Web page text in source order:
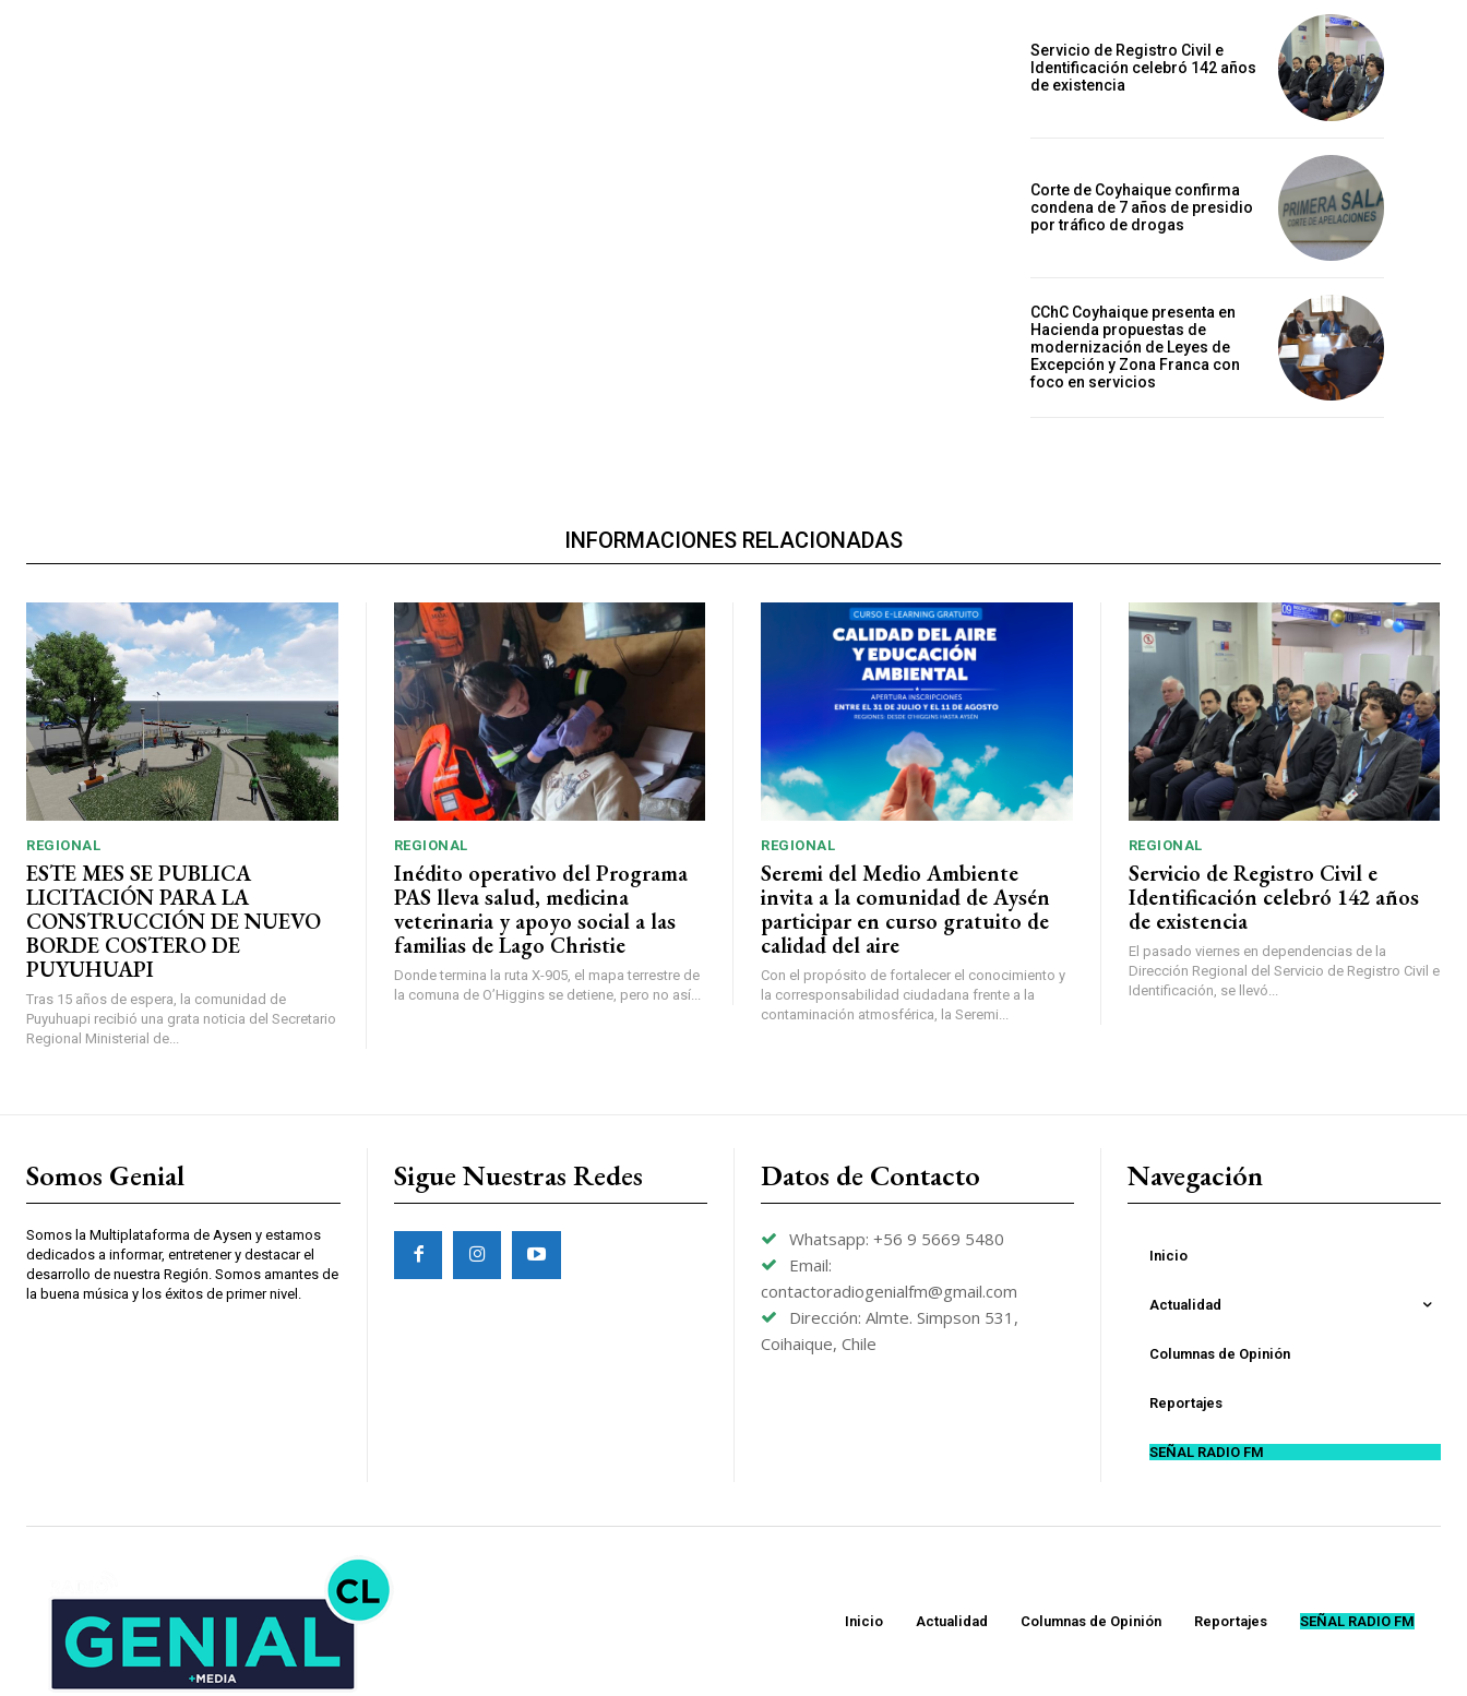
Servicio de Registro Civil e
Identificación celebró 142 años
de existencia
Corte de Coyhaique confirma
condena de 7 años de presidio
por tráfico de drogas
CChC Coyhaique presenta en
Hacienda propuestas de
modernización de Leyes de
Excepción y Zona Franca con
foco en servicios
INFORMACIONES RELACIONADAS
REGIONAL
ESTE MES SE PUBLICA
LICITACIÓN PARA LA
CONSTRUCCIÓN DE NUEVO
BORDE COSTERO DE
PUYUHUAPI
Tras 15 años de espera, la comunidad de
Puyuhuapi recibió una grata noticia del Secretario
Regional Ministerial de...
REGIONAL
Inédito operativo del Programa
PAS lleva salud, medicina
veterinaria y apoyo social a las
familias de Lago Christie
Donde termina la ruta X-905, el mapa terrestre de
la comuna de O’Higgins se detiene, pero no así...
REGIONAL
Seremi del Medio Ambiente
invita a la comunidad de Aysén
participar en curso gratuito de
calidad del aire
Con el propósito de fortalecer el conocimiento y
la corresponsabilidad ciudadana frente a la
contaminación atmosférica, la Seremi...
REGIONAL
Servicio de Registro Civil e
Identificación celebró 142 años
de existencia
El pasado viernes en dependencias de la
Dirección Regional del Servicio de Registro Civil e
Identificación, se llevó...
Somos Genial
Somos la Multiplataforma de Aysen y estamos
dedicados a informar, entretener y destacar el
desarrollo de nuestra Región. Somos amantes de
la buena música y los éxitos de primer nivel.
Sigue Nuestras Redes Datos de Contacto
Whatsapp: +56 9 5669 5480
Email:
contactoradiogenialfm@gmail.com
Dirección: Almte. Simpson 531,
Coihaique, Chile
Navegación
Inicio
Actualidad
Columnas de Opinión
Reportajes
SEÑAL RADIO FM
Inicio Actualidad Columnas de Opinión Reportajes SEÑAL RADIO FM